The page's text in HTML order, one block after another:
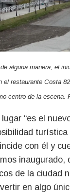
alguna manera, el
el restaurante Costa
centro de la escena.
“es el
turística
con él y
inaugurado,
de la ciudad
en algo